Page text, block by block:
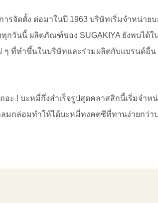
ารจัดตั้ง ต่อมาในปี 1963 บริษัทเริ่มจำหน่ายบ
กวันนี้ ผลิตภัณฑ์ของ SUGAKIYA ยังพบได้
ๆ ที่ทำขึ้นในบริษัทและร่วมผลิตกับแบรนด์อื่
ะ ! บะหมี่กึ่งสำเร็จรูปสุดคลาสสิกนี้เริ่มจำห
มกล่อมทำให้ได้บะหมี่ทงคตซึที่ทานง่ายกว่